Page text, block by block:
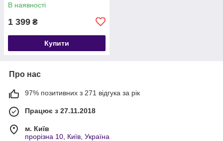
В наявності
1 399 ₴
Купити
Про нас
97% позитивних з 271 відгука за рік
Працює з 27.11.2018
м. Київ
прорізна 10, Київ, Україна